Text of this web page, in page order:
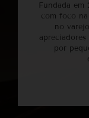
Fundada em
com foco
no
por